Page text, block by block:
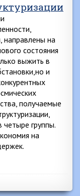
направлены на
состояния
выжить в
и
получаемые
группы.
на